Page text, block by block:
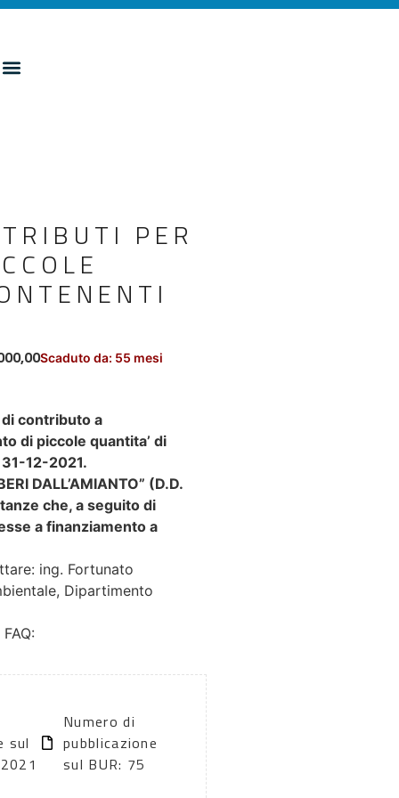
PER
Scaduto da: 55 mesi
contributo a
di piccole quantita’ di
12-2021.
DALL’AMIANTO” (D.D.
che, a seguito di
a finanziamento a
ing. Fortunato
Dipartimento
sul
Numero di
pubblicazione
sul BUR: 75